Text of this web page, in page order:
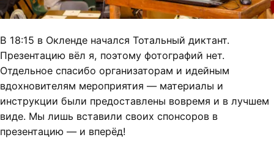
В 18:15 в Окленде начался Тотальный диктант.
Презентацию вёл я, поэтому фотографий нет.
Отдельное спасибо организаторам и идейным
вдохновителям мероприятия — материалы и
инструкции были предоставлены вовремя и в лучшем
виде. Мы лишь вставили своих спонсоров в
презентацию — и вперёд!